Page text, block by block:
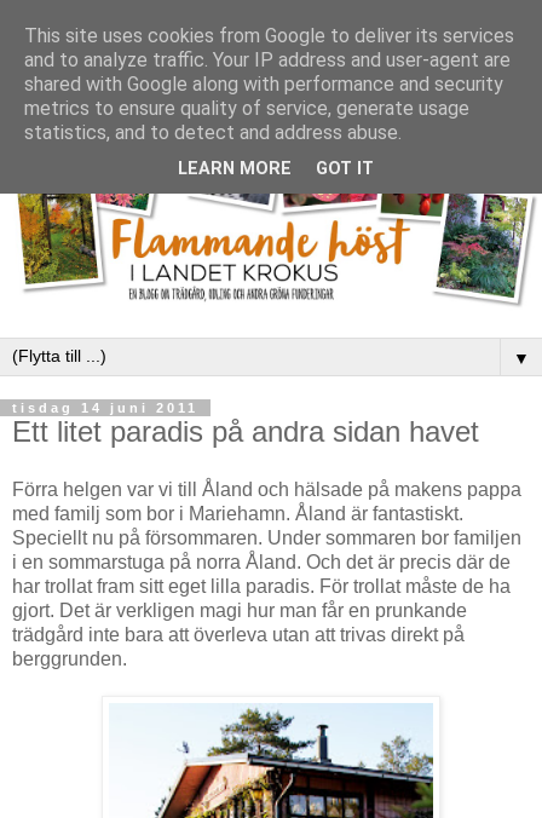
▼
tisdag 14 juni 2011
Ett litet paradis på andra sidan havet
Förra helgen var vi till Åland och hälsade på makens pappa
med familj som bor i Mariehamn. Åland är fantastiskt.
Speciellt nu på försommaren. Under sommaren bor familjen
i en sommarstuga på norra Åland. Och det är precis där de
har trollat fram sitt eget lilla paradis. För trollat måste de ha
gjort. Det är verkligen magi hur man får en prunkande
trädgård inte bara att överleva utan att trivas direkt på
berggrunden.
This site uses cookies from Google to deliver its services
and to analyze traffic. Your IP address and user-agent are
shared with Google along with performance and security
metrics to ensure quality of service, generate usage
statistics, and to detect and address abuse.
LEARN MORE GOT IT